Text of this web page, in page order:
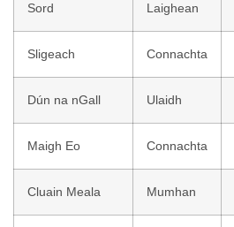
Sord Laighean
Sligeach Connachta
Dún na nGall Ulaidh
Maigh Eo Connachta
Cluain Meala Mumhan